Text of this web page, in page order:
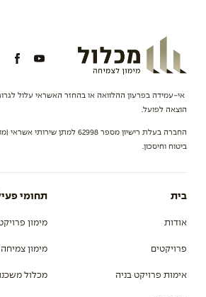
אי-עמידה בפרעון ההלוואה או בהחזר האשראי עלול לגרור
הוצאה לפועל.
החברה בעלת רישיון מספר 62998 למתן
ביטוח וחיסכון.
בית
אודות
פרויקטים
אימות פרויקט בניה
תחומי
מימון
מימון
מכלול